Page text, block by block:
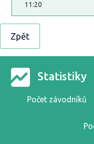
11:20
Zpět
Statistiky
Počet závodníků